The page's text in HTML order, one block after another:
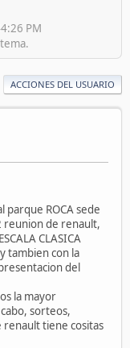
PM
ACCIONES DEL USUARIO
parque ROCA sede
reunion de renault,
CLASICA
tambien con la
del
la mayor
sorteos,
renault tiene cositas